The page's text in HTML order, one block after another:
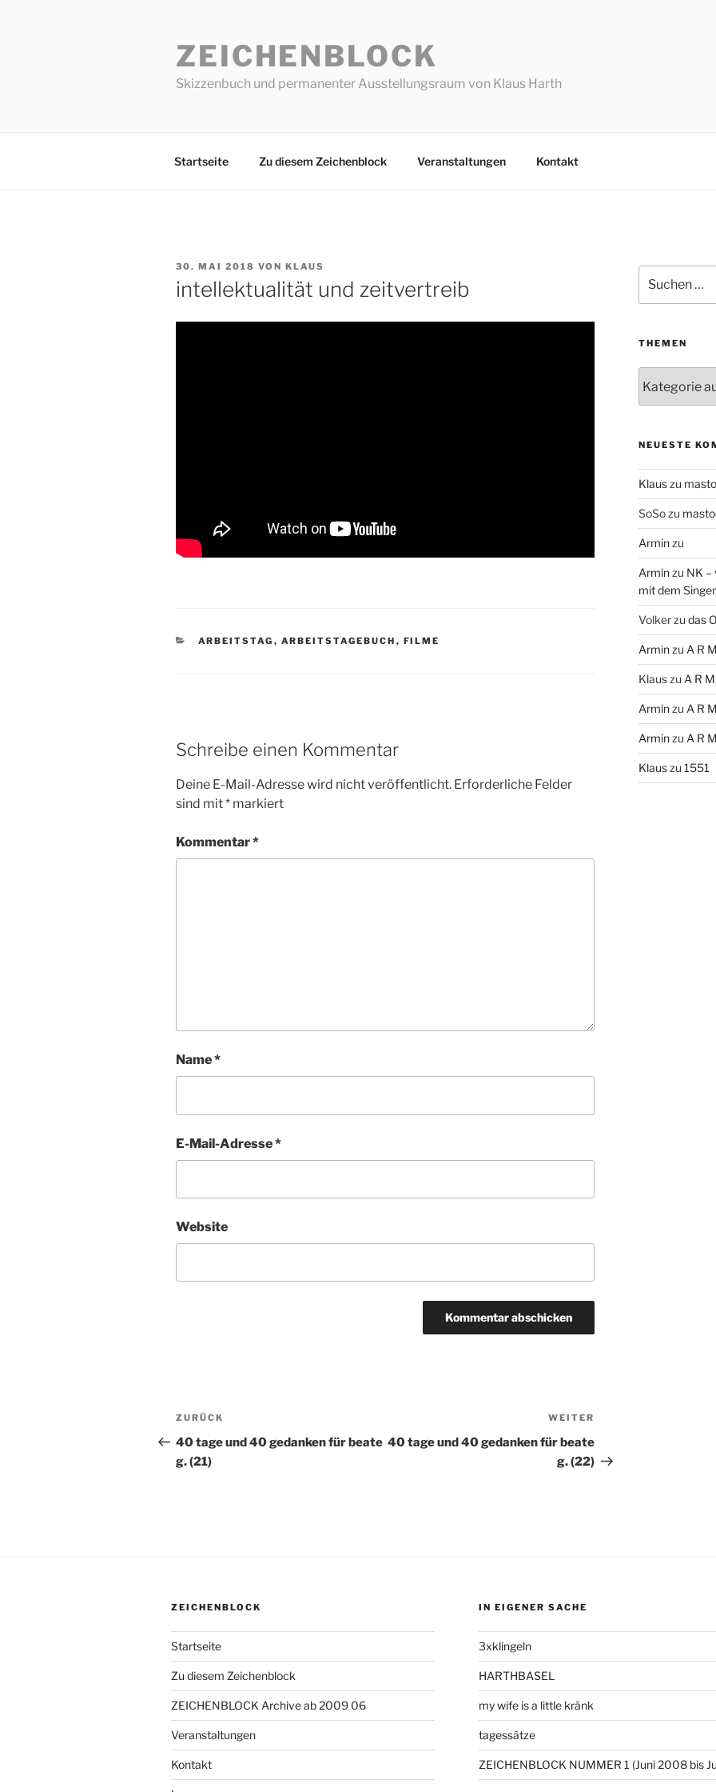
ZEICHENBLOCK
Skizzenbuch und permanenter Ausstellungsraum von Klaus Harth
Startseite Zu diesem Zeichenblock Veranstaltungen Kontakt
VERÖFFENTLICHT
AM
30. MAI 2018 VON KLAUS
intellektualität und zeitvertreib
KATEGORIEN
ARBEITSTAG , ARBEITSTAGEBUCH , FILME
Schreibe einen Kommentar
Deine E-Mail-Adresse wird nicht veröffentlicht. Erforderliche Felder
sind mit* markiert
Kommentar*
Name*
E-Mail-Adresse*
Website
Beitragsnavigation
Vorheriger
Beitrag
ZURÜCK
40 tage und 40 gedanken für beate
g. (21)
WEITER
40 tage und 40 gedanken für beate
g. (22)
nach:
THEMEN
NEUESTE
Klauszu
SoSozu
Arminzu
Arminzu NK –
mit dem
Volkerzu das
Arminzu A R
Klauszu A R
Arminzu A R
Arminzu A R
Klauszu 1551
ZEICHENBLOCK
Startseite
Zu diesem Zeichenblock
ZEICHENBLOCK Archive ab 2009 06
Veranstaltungen
Kontakt
IN EIGENER SACHE
3xklingeln
HARTHBASEL
my wife is a little kränk
tagessätze
ZEICHENBLOCK NUMMER 1 (Juni 2008 bis